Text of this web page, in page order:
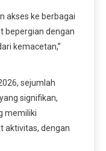
akses ke berbagai
bepergian dengan
kemacetan,”
sejumlah
signifikan,
memiliki
aktivitas, dengan